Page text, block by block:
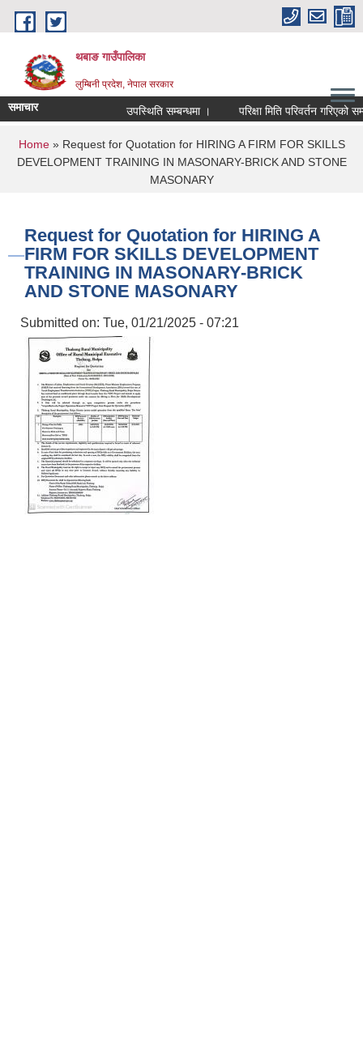
Skip to main content
थबाङ गाउँपालिका
लुम्बिनी प्रदेश, नेपाल सरकार
समाचार उपस्थिति सम्बन्धमा । परिक्षा मिति परिवर्तन गरिएको
You are here
Home» Request for Quotation for HIRING A FIRM FOR SKILLS
DEVELOPMENT TRAINING IN MASONARY-BRICK AND STONE
MASONARY
Request for Quotation for HIRING A
FIRM FOR SKILLS DEVELOPMENT
TRAINING IN MASONARY-BRICK
AND STONE MASONARY
Submitted on: Tue, 01/21/2025 - 07:21